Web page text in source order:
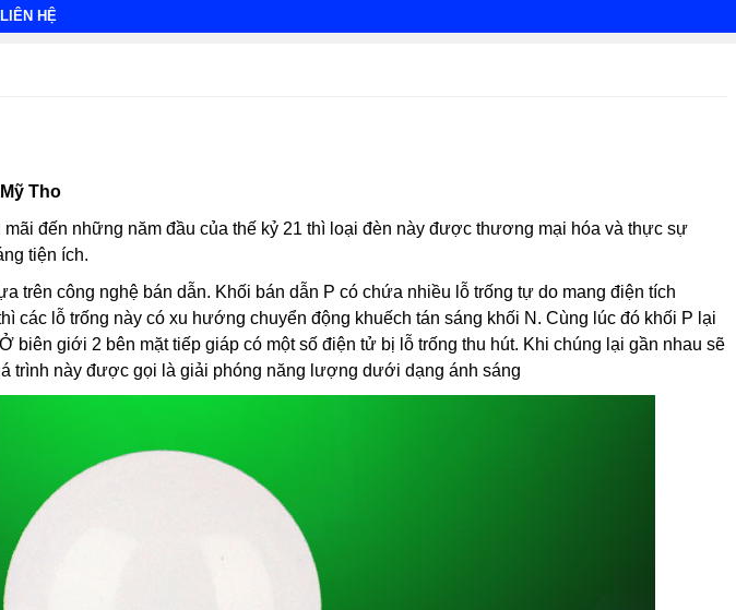
LIÊN HỆ
Tho
đến những năm đầu của thế kỷ 21 thì loại đèn này được thương mại hóa và thực sự
tiện ích.
trên công nghệ bán dẫn. Khối bán dẫn P có chứa nhiều lỗ trống tự do mang điện tích
các lỗ trống này có xu hướng chuyển động khuếch tán sáng khối N. Cùng lúc đó khối P lại
biên giới 2 bên mặt tiếp giáp có một số điện tử bị lỗ trống thu hút. Khi chúng lại gần nhau sẽ
trình này được gọi là giải phóng năng lượng dưới dạng ánh sáng